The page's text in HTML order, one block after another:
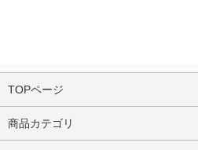
TOPページ
商品カテゴリ